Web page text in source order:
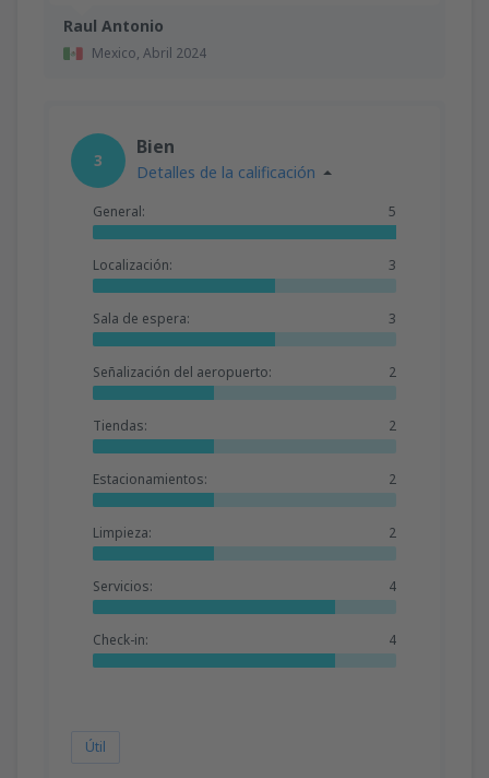
Raul Antonio
Mexico, Abril 2024
3
Bien
Detalles de la calificación
General: 5
Localización: 3
Sala de espera: 3
Señalización del aeropuerto: 2
Tiendas: 2
Estacionamientos: 2
Limpieza: 2
Servicios: 4
Check-in: 4
Útil